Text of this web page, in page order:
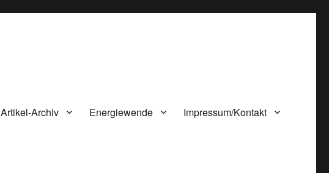
Artikel-Archiv Energiewende Impressum/Kontakt